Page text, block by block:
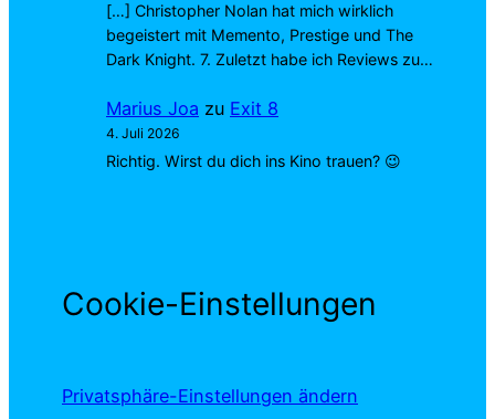
[…] Christopher Nolan hat mich wirklich
begeistert mit Memento, Prestige und The
Dark Knight. 7. Zuletzt habe ich Reviews zu…
Marius Joa zu Exit 8
4. Juli 2026
Richtig. Wirst du dich ins Kino trauen? 😉
Cookie-Einstellungen
Privatsphäre-Einstellungen ändern